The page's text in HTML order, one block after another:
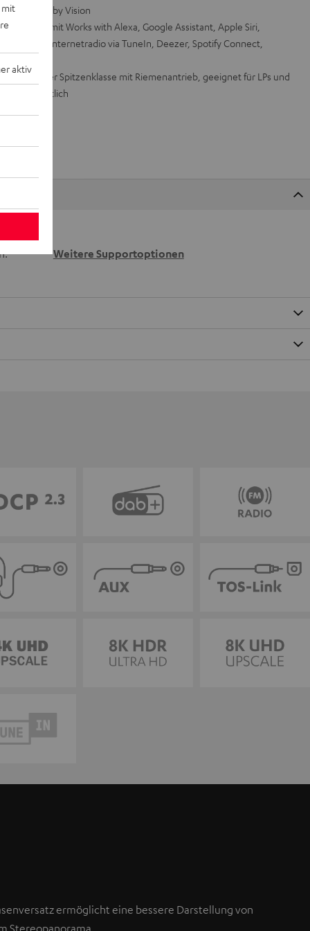
und Dolby Vision
mit Works with Alexa, Google Assistant, Apple Siri,
2, Napster, Internetradio via TuneIn, Deezer, Spotify Connect,
der Spitzenklasse mit Riemenantrieb, geeignet für LPs und
erhältlich
wir
Weitere Supportoptionen
ermöglicht eine bessere Darstellung von
Stereopanorama.
mit
aktiv